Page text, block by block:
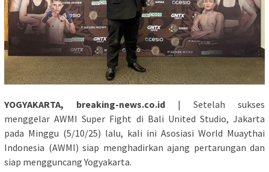
YOGYAKARTA, breaking-news.co.id | Setelah sukses
menggelar AWMI Super Fight di Bali United Studio, Jakarta
pada Minggu (5/10/25) lalu, kali ini Asosiasi World Muaythai
Indonesia (AWMI) siap menghadirkan ajang pertarungan dan
siap mengguncang Yogyakarta.